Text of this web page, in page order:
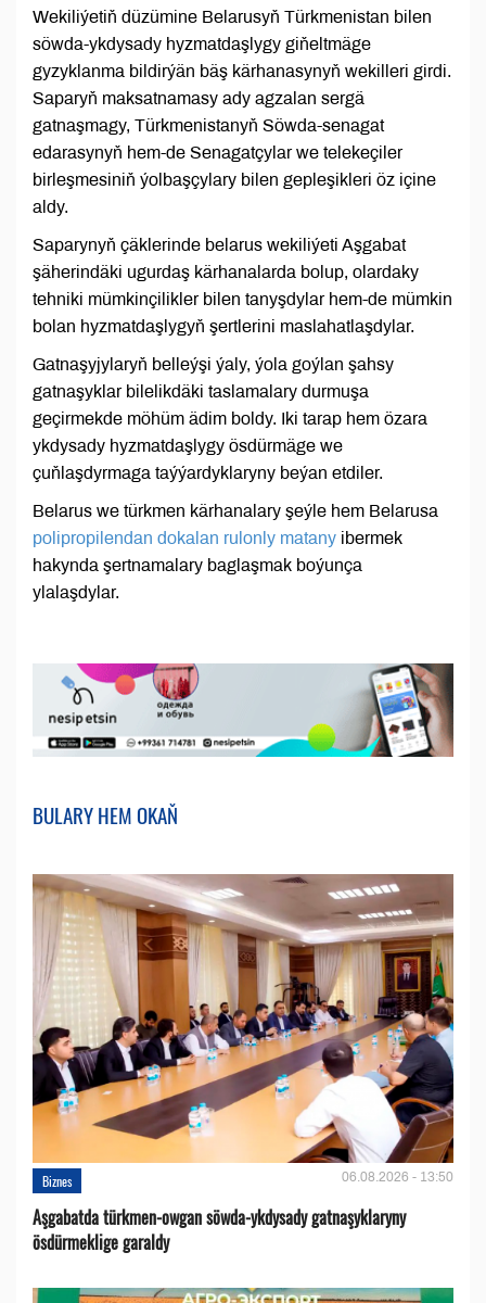
Wekiliýetiň düzümine Belarusyň Türkmenistan bilen
söwda-ykdysady hyzmatdaşlygy giňeltmäge
gyzyklanma bildirýän bäş kärhanasynyň wekilleri girdi.
Saparyň maksatnamasy ady agzalan sergä
gatnaşmagy, Türkmenistanyň Söwda-senagat
edarasynyň hem-de Senagatçylar we telekeçiler
birleşmesiniň ýolbaşçylary bilen gepleşikleri öz içine
aldy.
Saparynyň çäklerinde belarus wekiliýeti Aşgabat
şäherindäki ugurdaş kärhanalarda bolup, olardaky
tehniki mümkinçilikler bilen tanyşdylar hem-de mümkin
bolan hyzmatdaşlygyň şertlerini maslahatlaşdylar.
Gatnaşyjylaryň belleýşi ýaly, ýola goýlan şahsy
gatnaşyklar bilelikdäki taslamalary durmuşa
geçirmekde möhüm ädim boldy. Iki tarap hem özara
ykdysady hyzmatdaşlygy ösdürmäge we
çuňlaşdyrmaga taýýardyklaryny beýan etdiler.
Belarus we türkmen kärhanalary şeýle hem Belarusa
polipropilendan dokalan rulonly matany ibermek
hakynda şertnamalary baglaşmak boýunça
ylalaşdylar.
BULARY HEM OKAŇ
Biznes 06.08.2026 - 13:50
Aşgabatda türkmen-owgan söwda-ykdysady gatnaşyklaryny
ösdürmeklige garaldy